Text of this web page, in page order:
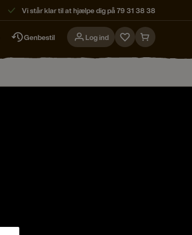
Vi står klar til at hjælpe dig på 79 31 38 38
Genbestil Log ind
Go
to
Go
to